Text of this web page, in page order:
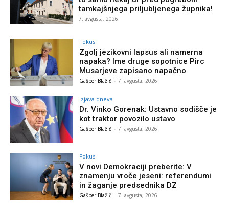
tamkajšnjega priljubljenega župnika!
7. avgusta, 2026
Fokus
Zgolj jezikovni lapsus ali namerna
napaka? Ime druge sopotnice Pirc
Musarjeve zapisano napačno
Gašper Blažič - 7. avgusta, 2026
Izjava dneva
Dr. Vinko Gorenak: Ustavno sodišče je
kot traktor povozilo ustavo
Gašper Blažič - 7. avgusta, 2026
Fokus
V novi Demokraciji preberite: V
znamenju vroče jeseni: referendumi
in žaganje predsednika DZ
Gašper Blažič - 7. avgusta, 2026